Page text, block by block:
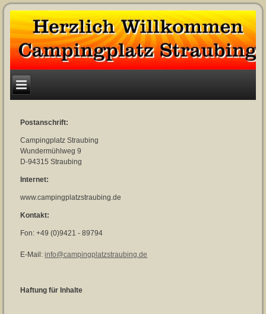
Postanschrift:
Campingplatz Straubing
Wundermühlweg 9
D-94315 Straubing
Internet:
www.campingplatzstraubing.de
Kontakt:
Fon: +49 (0)9421 - 89794
E-Mail:info@campingplatzstraubing.de
Haftung für Inhalte